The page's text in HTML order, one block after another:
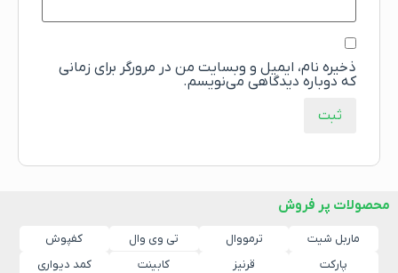
ذخیره نام، ایمیل و وبسایت من در مرورگر برای زمانی
که دوباره دیدگاهی می‌نویسم.
محصولات پر فروش
ماربل شیت ترمووال تی وی وال
کفپوش
پارکت
قرنیز کابینت کمد دیواری